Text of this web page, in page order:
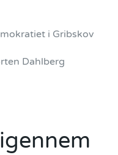
i Gribskov
Dahlberg